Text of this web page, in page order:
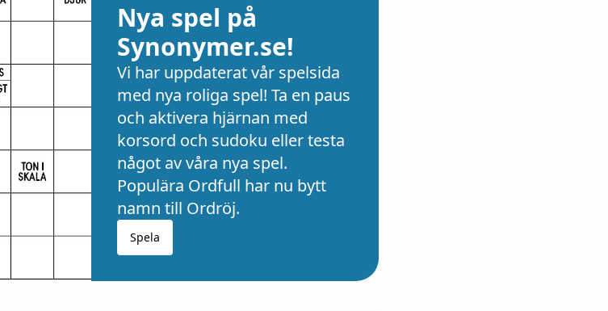
Nya spel på
Synonymer.se!
Vi har uppdaterat vår spelsida
med nya roliga spel! Ta en paus
och aktivera hjärnan med
korsord och sudoku eller testa
något av våra nya spel.
Populära Ordfull har nu bytt
namn till Ordröj.
Spela